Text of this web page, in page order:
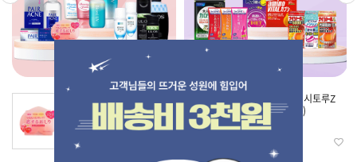
엉덩이비누 복숭아향
9,000원
[고바야시]나이시토루Z
(315정/420정)
71,000원